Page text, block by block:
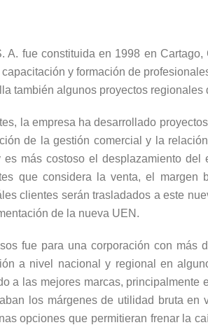
A. fue constituida en 1998 en
y formación de
también algunos proyectos
la empresa ha desarrollado
de la gestión comercial y la
más costoso el desplazamiento
que considera la venta, el
clientes serán trasladados a este
de la nueva UEN.
fue para una corporación con más
a nivel nacional y regional en
a las mejores marcas,
los márgenes de utilidad bruta
opciones que permitieran frenar la